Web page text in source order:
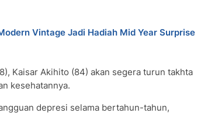
Vintage Jadi Hadiah Mid Year Surprise
Kaisar Akihito (84) akan segera turun takhta
kesehatannya.
depresi selama bertahun-tahun,